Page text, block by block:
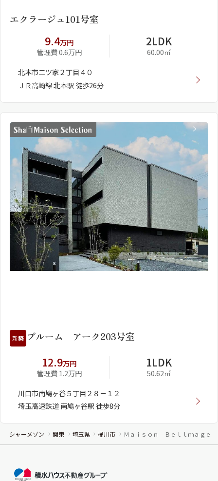
エクラージュ101号室
9.4万円
管理費 0.6万円
2LDK
60.00㎡
北本市二ツ家２丁目４０
ＪＲ高崎線 北本駅 徒歩26分
新築 ブルーム アーク203号室
12.9万円
管理費 1.2万円
1LDK
50.62㎡
川口市南鳩ヶ谷５丁目２８－１２
埼玉高速鉄道 南鳩ヶ谷駅 徒歩8分
シャーメゾン 関東 埼玉県 桶川市 Ｍａｉｓｏｎ Ｂｅｌｌｍａｇｅ